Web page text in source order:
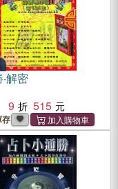
解密
9
515
存